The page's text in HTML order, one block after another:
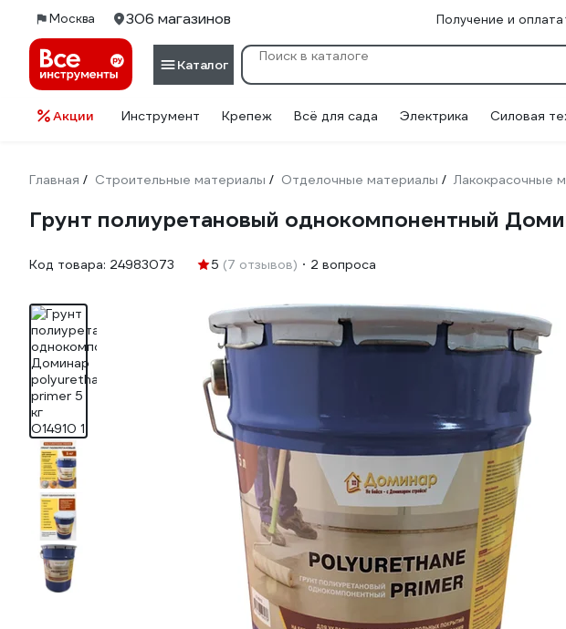
Москва 306 магазинов Получение и оплата
Каталог
Акции Инструмент Крепеж Всё для сада Электрика Силовая
Главная / Строительные материалы / Отделочные материалы / Лакокрасочные
Грунт полиуретановый однокомпонентный
Код товара: 24983073 5 (7 отзывов) 2 вопроса